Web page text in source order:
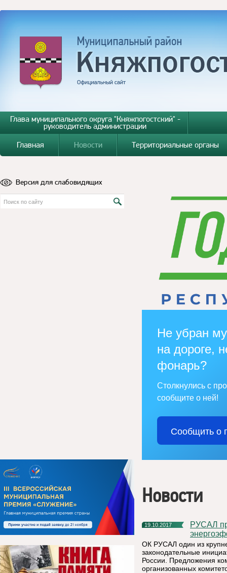
Глава муниципального округа "Княжпогостский" -
руководитель администрации
Главная
Новости Территориальные органы
Версия для слабовидящих
Не убран
на дороге,
фонарь?
Столкнулись с
сообщите о ней!
Сообщить о
Новости
19.10.2017
РУСАЛ предложил ряд инициатив для стимулирования
ОК РУСАЛ один из
законодательные
России. Предложения
организованных